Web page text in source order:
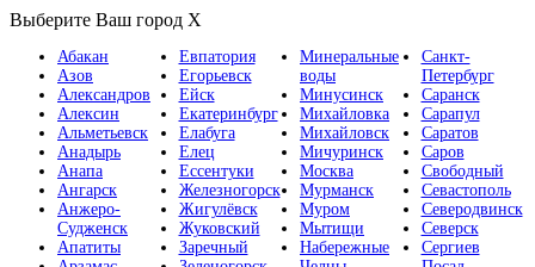
Выберите Ваш город X
Абакан
Азов
Александров
Алексин
Альметьевск
Анадырь
Анапа
Ангарск
Анжеро-
Судженск
Апатиты
Евпатория
Егорьевск
Ейск
Екатеринбург
Елабуга
Елец
Ессентуки
Железногорск
Жигулёвск
Жуковский
Заречный
Минеральные
воды
Минусинск
Михайловка
Михайловск
Мичуринск
Москва
Мурманск
Муром
Мытищи
Набережные
Санкт-
Петербург
Саранск
Сарапул
Саратов
Саров
Свободный
Севастополь
Северодвинск
Северск
Сергиев